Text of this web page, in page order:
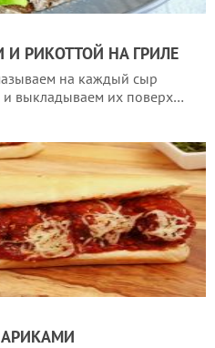
РИКОТТОЙ НА ГРИЛЕ
на каждый сыр
и выкладываем их поверх…